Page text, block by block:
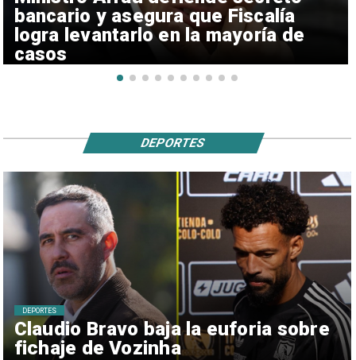
bancario y asegura que Fiscalía
logra levantarlo en la mayoría de
casos
Claudio Bravo baja la euforia sobre
fichaje de Vozinha
DEPORTES
DEPORTES